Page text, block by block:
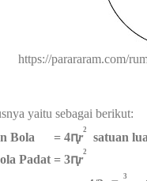
https://parararam.com/
yaitu sebagai berikut:
Bola
= 4ԥr
2
satuan
Padat = 3ԥr
2
3